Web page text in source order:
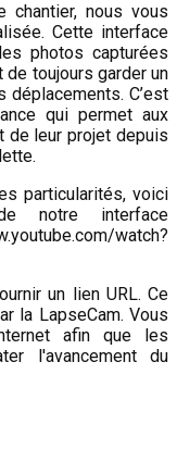
chantier, nous vous
Cette interface
photos capturées
de toujours garder un
C’est
qui permet aux
de leur projet depuis
particularités, voici
notre interface
watch?
un lien URL. Ce
la LapseCam. Vous
afin que les
l'avancement du